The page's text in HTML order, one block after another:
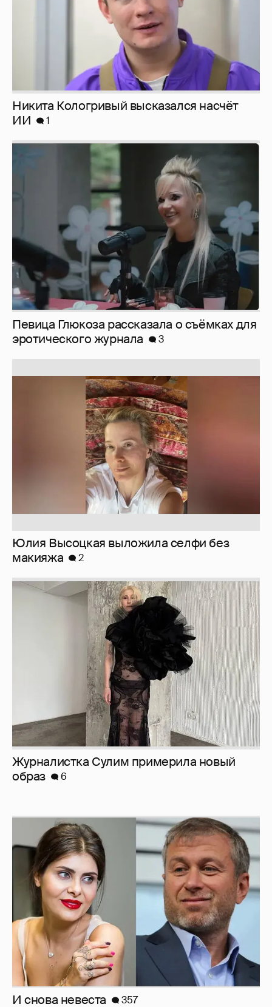
Никита Кологривый высказался насчёт
ИИ
1
Певица Глюкоза рассказала о съёмках для
эротического журнала
3
Юлия Высоцкая выложила селфи без
макияжа
2
Журналистка Сулим примерила новый
образ
6
И снова невеста 357